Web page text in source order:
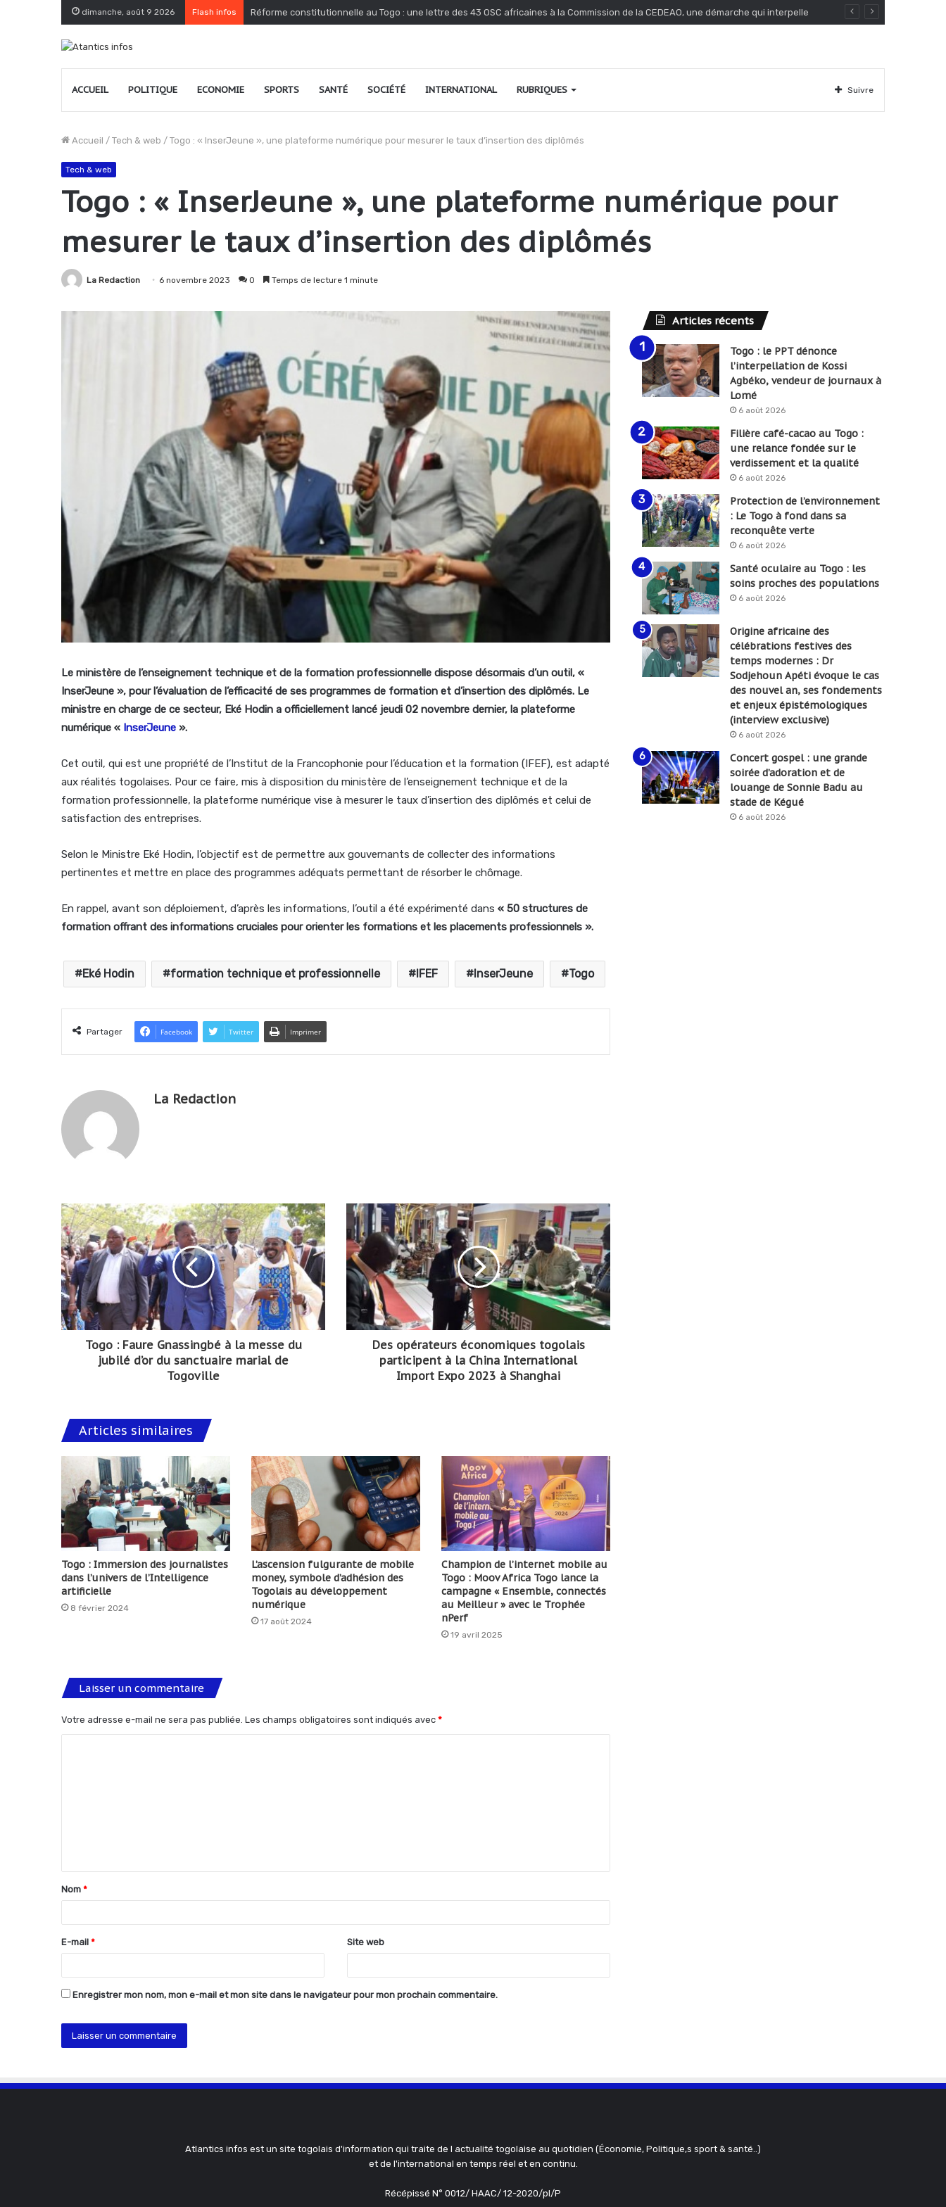
dimanche, août 9 2026 Flash infos Togo : le PPT dénonce l’interpellation de Kossi Agbéko, vendeur de journaux à Lomé
ACCUEIL POLITIQUE ECONOMIE SPORTS SANTÉ SOCIÉTÉ INTERNATIONAL RUBRIQUES Suivre
Accueil / Tech & web / Togo : « InserJeune », une plateforme numérique pour mesurer le taux d’insertion des diplômés
Tech & web
Togo : « InserJeune », une plateforme numérique pour
mesurer le taux d’insertion des diplômés
La Redaction 6 novembre 2023 0 Temps de lecture 1 minute
Le ministère de l’enseignement technique et de la formation professionnelle dispose désormais d’un outil, «
InserJeune », pour l’évaluation de l’efficacité de ses programmes de formation et d’insertion des diplômés. Le
ministre en charge de ce secteur, Eké Hodin a officiellement lancé jeudi 02 novembre dernier, la plateforme
numérique « InserJeune ».
Cet outil, qui est une propriété de l’Institut de la Francophonie pour l’éducation et la formation (IFEF), est adapté
aux réalités togolaises. Pour ce faire, mis à disposition du ministère de l’enseignement technique et de la
formation professionnelle, la plateforme numérique vise à mesurer le taux d’insertion des diplômés et celui de
satisfaction des entreprises.
Selon le Ministre Eké Hodin, l’objectif est de permettre aux gouvernants de collecter des informations
pertinentes et mettre en place des programmes adéquats permettant de résorber le chômage.
En rappel, avant son déploiement, d’après les informations, l’outil a été expérimenté dans « 50 structures de
formation offrant des informations cruciales pour orienter les formations et les placements professionnels ».
Eké Hodin formation technique et professionnelle IFEF InserJeune Togo
Partager Facebook Twitter Imprimer
La Redaction
Togo : Faure Gnassingbé à la messe du
jubilé d’or du sanctuaire marial de
Togoville
Des opérateurs économiques togolais
participent à la China International
Import Expo 2023 à Shanghai
Articles similaires
Togo : Immersion des journalistes
dans l’univers de l’Intelligence
artificielle
8 février 2024
L’ascension fulgurante de mobile
money, symbole d’adhésion des
Togolais au développement
numérique
17 août 2024
Champion de l’internet mobile au
Togo : Moov Africa Togo lance la
campagne « Ensemble, connectés
au Meilleur » avec le Trophée
nPerf
19 avril 2025
Laisser un commentaire
Votre adresse e-mail ne sera pas publiée. Les champs obligatoires sont indiqués avec *
t
a
e
*
Nom *
E-mail * Site web
Enregistrer mon nom, mon e-mail et mon site dans le navigateur pour mon prochain commentaire.
Articles récents
Togo : le PPT dénonce
l’interpellation de Kossi
Agbéko, vendeur de journaux à
Lomé
6 août 2026
Filière café-cacao au Togo :
une relance fondée sur le
verdissement et la qualité
6 août 2026
Protection de l’environnement
: Le Togo à fond dans sa
reconquête verte
6 août 2026
Santé oculaire au Togo : les
soins proches des populations
6 août 2026
Origine africaine des
célébrations festives des
temps modernes : Dr
Sodjehoun Apéti évoque le cas
des nouvel an, ses fondements
et enjeux épistémologiques
(interview exclusive)
6 août 2026
Concert gospel : une grande
soirée d’adoration et de
louange de Sonnie Badu au
stade de Kégué
6 août 2026
Atlantics infos est un site togolais d'information qui traite de l actualité togolaise au quotidien (Économie, Politique,s sport & santé..)
et de l'international en temps réel et en continu.
Récépissé N° 0012/ HAAC/ 12-2020/pl/P